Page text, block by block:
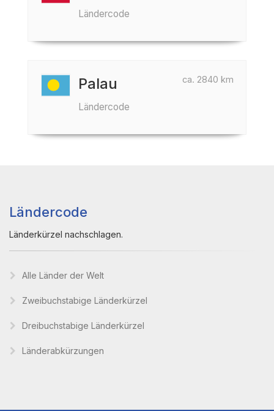
Ländercode
ca. 2840 km
Palau
Ländercode
Ländercode
Länderkürzel nachschlagen.
Alle Länder der Welt
Zweibuchstabige Länderkürzel
Dreibuchstabige Länderkürzel
Länderabkürzungen